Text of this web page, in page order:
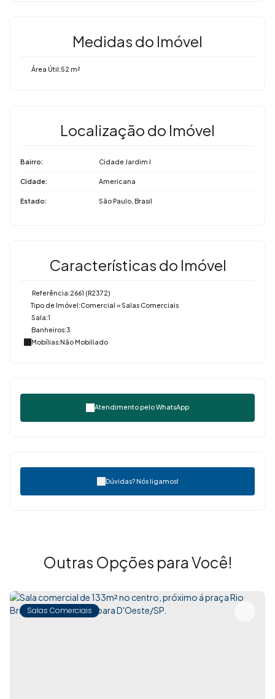
Medidas do Imóvel
Área Útil:52 m²
Localização do Imóvel
Bairro: Cidade Jardim I
Cidade: Americana
Estado: São Paulo, Brasil
Características do Imóvel
Referência:2661 (R2372)
Tipo de Imóvel:Comercial » Salas Comerciais
Sala:1
Banheiros:3
Mobílias:Não Mobiliado
Atendimento peloWhatsApp
Dúvidas? Nós ligamos!
Outras Opções para Você!
Salas Comerciais